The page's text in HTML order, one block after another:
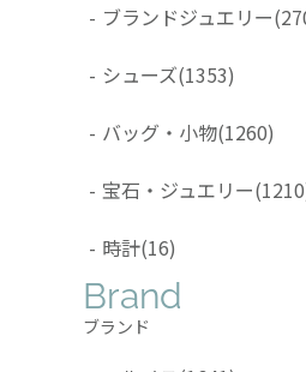
- ブランドジュエリー
- シューズ(1353)
- バッグ・小物(1260)
- 宝石・ジュエリー
- 時計(16)
Brand
ブランド